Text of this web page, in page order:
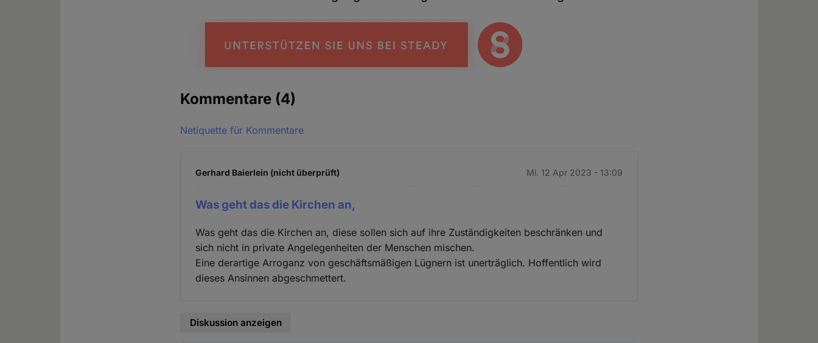
Kommentare (4)
Netiquette für Kommentare
Gerhard Baierlein (nicht überprüft) Mi. 12 Apr 2023 - 13:09
Was geht das die Kirchen an,
Was geht das die Kirchen an, diese sollen sich auf ihre Zuständigkeiten beschränken und
sich nicht in private Angelegenheiten der Menschen mischen.
Eine derartige Arroganz von geschäftsmäßigen Lügnern ist unerträglich. Hoffentlich wird
dieses Ansinnen abgeschmettert.
Diskussion anzeigen